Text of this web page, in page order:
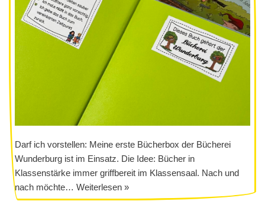
Darf ich vorstellen: Meine erste Bücherbox der Bücherei
Wunderburg ist im Einsatz. Die Idee: Bücher in
Klassenstärke immer griffbereit im Klassensaal. Nach und
nach möchte… Weiterlesen »